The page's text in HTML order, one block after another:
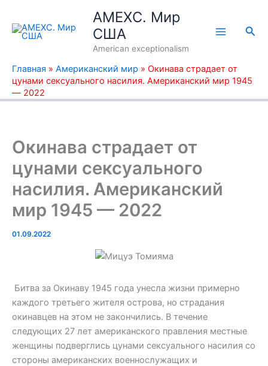
содержимому
AMEXC. Мир
США
American exceptionalism
Главная » Американский мир » Окинава страдает от
цунами сексуального насилия. Американский мир 1945
— 2022
Окинава страдает от
цунами сексуального
насилия. Американский
мир 1945 — 2022
01.09.2022
Битва за Окинаву 1945 года унесла жизни примерно
каждого третьего жителя острова, но страдания
окинавцев на этом не закончились. В течение
следующих 27 лет американского правления местные
женщины подверглись цунами сексуального насилия со
стороны американских военнослужащих и